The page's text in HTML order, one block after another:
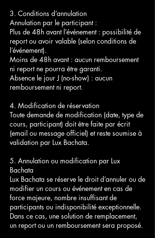
3. Conditions d’annulation
Annulation par le participant :
Plus de 48h avant l’événement : possibilité de
report ou avoir valable (selon conditions de
l’événement).
Moins de 48h avant : aucun remboursement
ni report ne pourra être garanti.
Absence le jour J (no-show) : aucun
remboursement ni report.
4. Modification de réservation
Toute demande de modification (date, type de
cours, participant) doit être faite par écrit
(email ou message officiel) et reste soumise à
validation par Lux Bachata.
5. Annulation ou modification par Lux
Bachata
Lux Bachata se réserve le droit d’annuler ou de
modifier un cours ou événement en cas de
force majeure, nombre insuffisant de
participants ou indisponibilité exceptionnelle.
Dans ce cas, une solution de remplacement,
un report ou un remboursement sera proposé.